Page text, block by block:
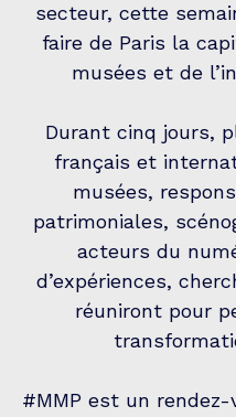
secteur, cette
faire de Paris la
musées et de
Durant cinq jours,
français et
musées,
patrimoniales,
acteurs du
d’expériences,
réuniront pour
#MMP est un